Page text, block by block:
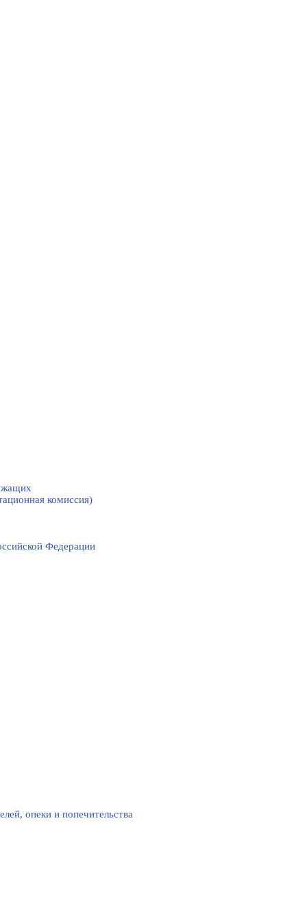
комиссия)
Федерации
опеки и попечительства